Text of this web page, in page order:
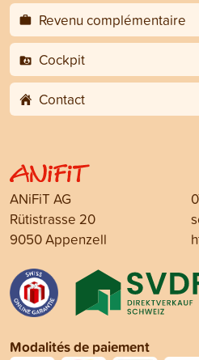
Revenu complémentaire
Cockpit
Contact
ANiFiT AG
Rütistrasse 20
9050 Appenzell
Modalités de paiement